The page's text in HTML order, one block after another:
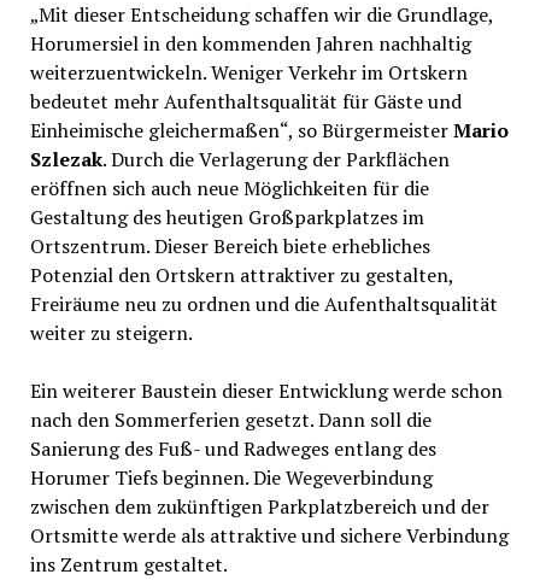
„Mit dieser Entscheidung schaffen wir die Grundlage,
Horumersiel in den kommenden Jahren nachhaltig
weiterzuentwickeln. Weniger Verkehr im Ortskern
bedeutet mehr Aufenthaltsqualität für Gäste und
Einheimische gleichermaßen“, so BürgermeisterMario
Szlezak. Durch die Verlagerung der Parkflächen
eröffnen sich auch neue Möglichkeiten für die
Gestaltung des heutigen Großparkplatzes im
Ortszentrum. Dieser Bereich biete erhebliches
Potenzial den Ortskern attraktiver zu gestalten,
Freiräume neu zu ordnen und die Aufenthaltsqualität
weiter zu steigern.
Ein weiterer Baustein dieser Entwicklung werde schon
nach den Sommerferien gesetzt. Dann soll die
Sanierung des Fuß- und Radweges entlang des
Horumer Tiefs beginnen. Die Wegeverbindung
zwischen dem zukünftigen Parkplatzbereich und der
Ortsmitte werde als attraktive und sichere Verbindung
ins Zentrum gestaltet.